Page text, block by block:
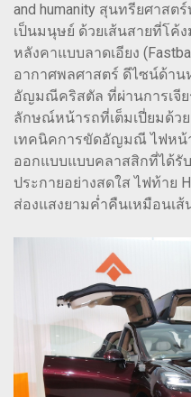
and humanity สุนทรียศาส
เป็นมนุษย์ ด้วยเส้นสายที่โ
หลังคาแบบลาดเอียง
อากาศพลศาสตร์ ดีไซน์ด้าน
อัญมณีคริสตัล ที่ผ่านการเจี
ลักษณ์หน้ารถที่เต็มเปี่ยมด้ว
เทคนิคการขัดอัญมณี ไฟหน้า
ออกแบบแบบคลาสสิกที่ได้รั
ประกายอย่างสดใส ไฟท้าย
ส่องแสงยามค่ำคืนเหมือนเ